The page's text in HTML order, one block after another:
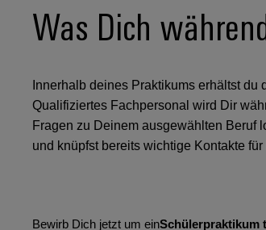
Was Dich
Innerhalb deines Praktikums erhältst
Qualifiziertes Fachpersonal wird Dir
Fragen zu Deinem ausgewählten Beruf
und knüpfst bereits wichtige Kontakte
Bewirb Dich jetzt um einSchülerpraktikum